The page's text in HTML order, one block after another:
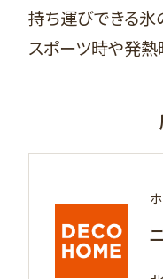
持ち運びできる氷
スポーツ時や発熱